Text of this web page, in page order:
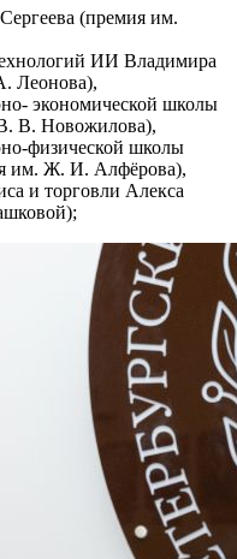
(премия им.
ИИ Владимира
Леонова),
экономической школы
В. Новожилова),
физической школы
им. Ж. И. Алфёрова),
и торговли Алекса